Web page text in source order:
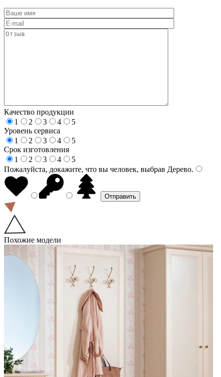
Качество продукции
1
2 3 4
5
Уровень сервиса
1
2 3 4
5
Срок изготовления
1
2 3 4
5
Пожалуйста, докажите, что вы человек, выбрав Дерево.
Похожие модели